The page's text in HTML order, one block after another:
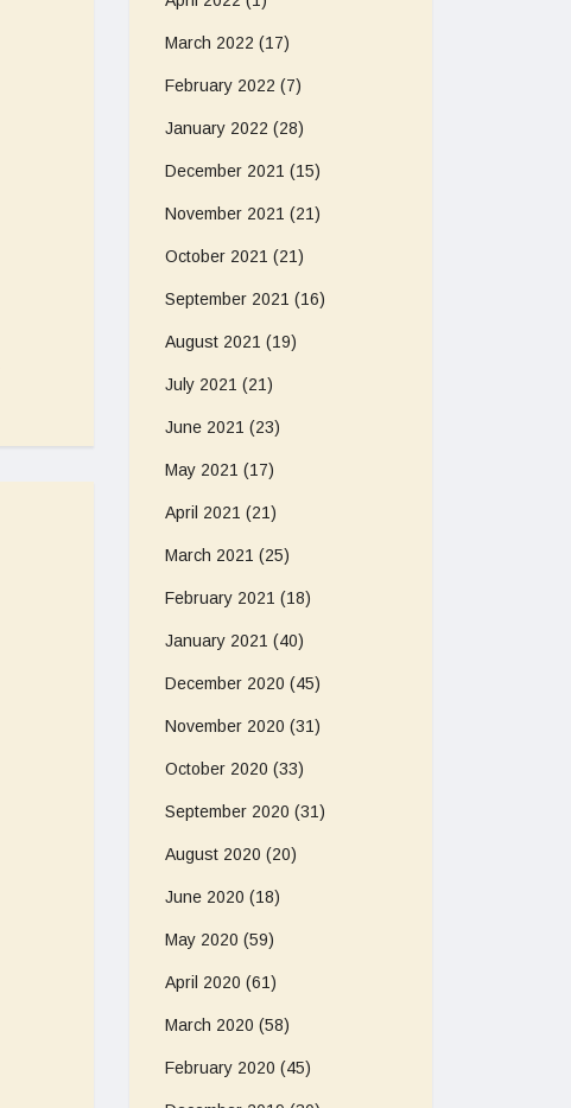
March 2022 (17)
February 2022 (7)
January 2022 (28)
December 2021 (15)
November 2021 (21)
October 2021 (21)
September 2021 (16)
August 2021 (19)
July 2021 (21)
June 2021 (23)
May 2021 (17)
April 2021 (21)
March 2021 (25)
February 2021 (18)
January 2021 (40)
December 2020 (45)
November 2020 (31)
October 2020 (33)
September 2020 (31)
August 2020 (20)
June 2020 (18)
May 2020 (59)
April 2020 (61)
March 2020 (58)
February 2020 (45)